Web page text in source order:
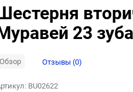
23 зуба
Обзор Отзывы (0)
BU02622